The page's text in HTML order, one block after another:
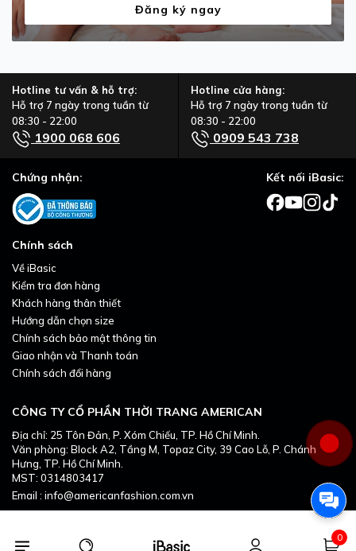
0
Đăng ký ngay
Hotline tư vấn & hỗ trợ:
Hỗ trợ 7 ngày trong tuần từ
08:30 - 22:00
1900 068 606
Hotline cửa hàng:
Hỗ trợ 7 ngày trong tuần từ
08:30 - 22:00
0909 543 738
CÔNG TY CỔ PHẦN THỜI TRANG AMERICAN
Địa chỉ: 25 Tôn Đản, P. Xóm Chiếu, TP. Hồ Chí Minh.
Văn phòng: Block A2, Tầng M, Topaz City, 39 Cao Lỗ, P. Chánh
Hưng, TP. Hồ Chí Minh.
MST: 0314803417
Email : info@americanfashion.com.vn
Chính sách
Về iBasic
Kiểm tra đơn hàng
Khách hàng thân thiết
Hướng dẫn chọn size
Chính sách bảo mật thông tin
Giao nhận và Thanh toán
Chính sách đổi hàng
Chứng nhận: Kết nối iBasic: